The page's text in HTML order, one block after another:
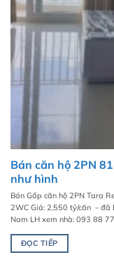
Bán căn hộ 2PN
như hình
Bán Gấp căn hộ 2PN Tara
2WC Giá: 2,550 tỷ/căn – đã
Nam LH xem nhà: 093 88
ĐỌC TIẾP